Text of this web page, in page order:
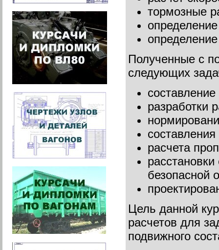
тормозные
Полученные с
следующих
разработки
расчета
безопасной
Цель данной
расчетов для
подвижного